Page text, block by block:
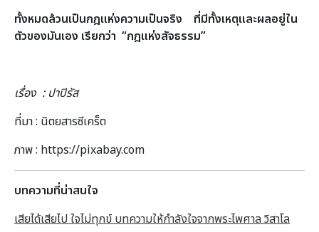
ทั้งหมดล้วนเป็นกฎแห่งความเป็นจริง ที่มีทั้งเหตุและผลอยู่ใน
ตัวของมันเอง เรียกว่า “กฎแห่งสัจธรรม”
เรื่อง : ปาปิรัส
ที่มา : นิตยสารซีเคร็ต
ภาพ : https://pixabay.com
บทความที่น่าสนใจ
เสียได้เสียไป ใจไม่ทุกข์ บทความให้กำลังใจจากพระไพศาล วิสาโล